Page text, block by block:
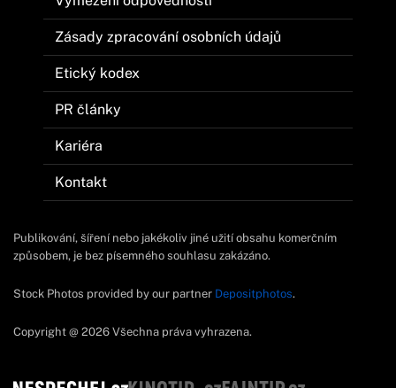
Zásady zpracování osobních údajů
Etický kodex
PR články
Kariéra
Kontakt
Publikování, šíření nebo jakékoliv jiné užití obsahu komerčním
způsobem, je bez písemného souhlasu zakázáno.
Stock Photos provided by our partner Depositphotos.
Copyright @ 2026 Všechna práva vyhrazena.